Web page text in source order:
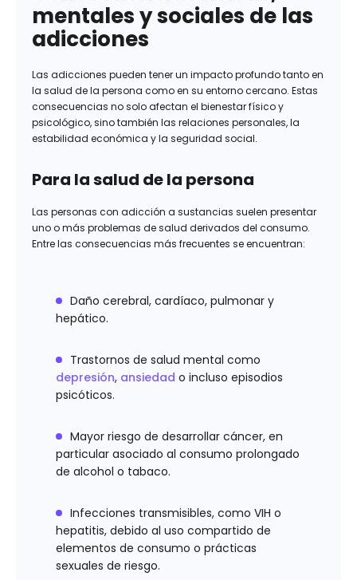
mentales y sociales de las
adicciones
Las adicciones pueden tener un impacto profundo tanto en
la salud de la persona como en su entorno cercano. Estas
consecuencias no solo afectan el bienestar físico y
psicológico, sino también las relaciones personales, la
estabilidad económica y la seguridad social.
Para la salud de la persona
Las personas con adicción a sustancias suelen presentar
uno o más problemas de salud derivados del consumo.
Entre las consecuencias más frecuentes se encuentran:
Daño cerebral, cardíaco, pulmonar y
hepático.
Trastornos de salud mental como
depresión, ansiedad o incluso episodios
psicóticos.
Mayor riesgo de desarrollar cáncer, en
particular asociado al consumo prolongado
de alcohol o tabaco.
Infecciones transmisibles, como VIH o
hepatitis, debido al uso compartido de
elementos de consumo o prácticas
sexuales de riesgo.